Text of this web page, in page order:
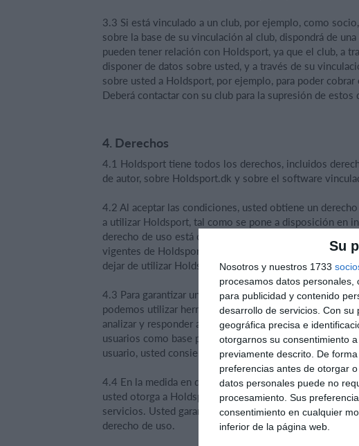
Su
Nosotros y nuestros 1733
procesamos datos
para publicidad y contenido
desarrollo de servicios. Con su
geográfica precisa e
otorgarnos su consentimiento
previamente descrito. De
preferencias antes de otorgar
datos personales puede no
procesamiento. Sus
consentimiento en cualquier
inferior de la página web.
3.3 Si está vinculado a un club, por ejemplo, como
sobre la base de su vinculación al club, dispondrá de
pueden tener relación con Holdsport, ya que el club, a
disponer de datos sobre usted, y a través de su
sobre usted a Holdsport, por ejemplo, para poder
Deberá contactar con su club para la supresión de estos
4. Derechos
4.1 Holdsport tiene todos los derechos, incluidos
de autor, sobre Holdsport.dk y sobre el software
4.2 Al aceptar las condiciones, usted obtiene un
a utilizar Holdsport, tal como se pone a disposición en
derecho de uso está condicionado a que usted haya
vigentes de Holdsport, incluidas las Condiciones de
dejar de utilizar Holdsport inmediatamente.
4.3 Para garantizar una comunicación y un soporte
podemos utilizar herramientas automatizadas, incluidas
analizar y responder a las consultas suyas y de otros
usuarios como base para el desarrollo de estas
usuario, usted consiente esta utilización.
4.4 En la medida en que usted cargue material en
usted otorga a Holdsport un derecho de uso sobre
servicios. Usted garantiza disponer de los derechos
derecho de uso.